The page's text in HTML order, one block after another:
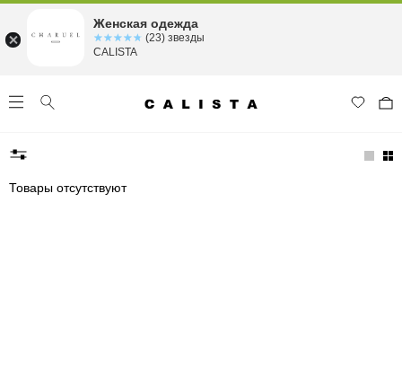
Товары отсутствуют
Женская одежда
☆☆☆☆☆
★★★★★ (23) звезды
CALISTA